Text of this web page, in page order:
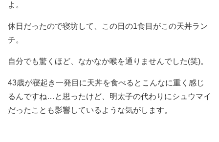
よ。
休日だったので寝坊して、この日の1食目がこの天丼ラン
チ。
自分でも驚くほど、なかなか喉を通りませんでした(笑)。
43歳が寝起き一発目に天丼を食べるとこんなに重く感じ
るんですね…と思ったけど、明太子の代わりにシュウマイ
だったことも影響しているような気がします。